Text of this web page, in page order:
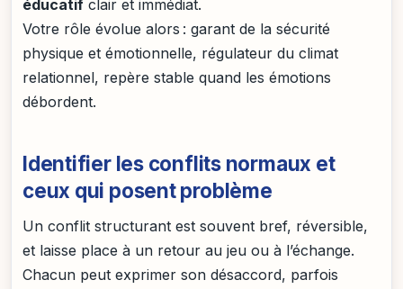
éducatif clair et immédiat.
Votre rôle évolue alors : garant de la sécurité
physique et émotionnelle, régulateur du climat
relationnel, repère stable quand les émotions
débordent.
Identifier les conflits normaux et
ceux qui posent problème
Un conflit structurant est souvent bref, réversible,
et laisse place à un retour au jeu ou à l’échange.
Chacun peut exprimer son désaccord, parfois